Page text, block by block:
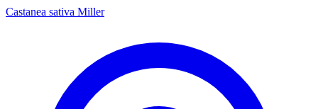
Castanea sativa Miller